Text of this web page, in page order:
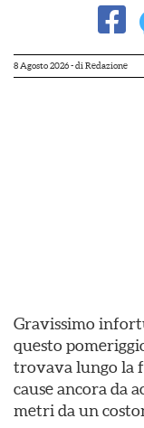
8 Agosto 2026- di Redazione
Gravissimo
questo
trovava lungo la
cause ancora da
metri da un